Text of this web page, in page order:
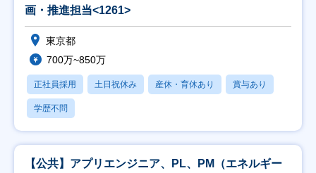
画・推進担当<1261>
東京都
700万~850万
正社員採用 土日祝休み 産休・育休あり 賞与あり
学歴不問
【公共】アプリエンジニア、PL、PM（エネルギー